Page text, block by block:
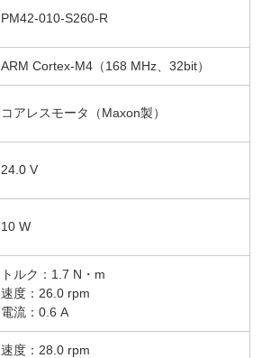
PM42-010-S260-R
ARM Cortex-M4（168 MHz、32bit）
コアレスモータ（Maxon製）
24.0 V
10 W
トルク：1.7 N・m
速度：26.0 rpm
電流：0.6 A
速度：28.0 rpm